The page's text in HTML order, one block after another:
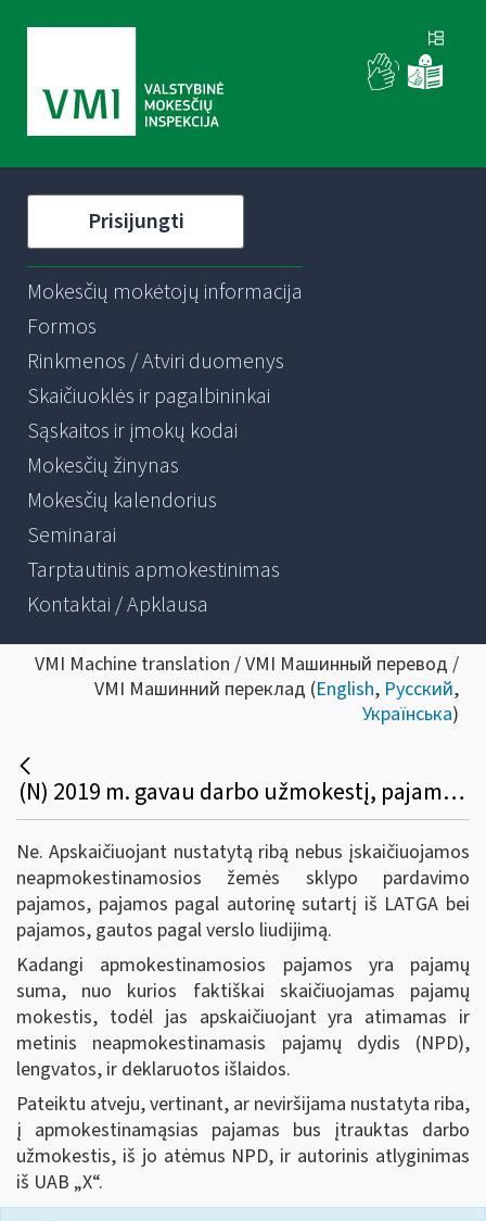
Prisijungti
Mokesčių mokėtojų informacija
Formos
Rinkmenos / Atviri duomenys
Skaičiuoklės ir pagalbininkai
Sąskaitos ir įmokų kodai
Mokesčių žinynas
Mokesčių kalendorius
Seminarai
Tarptautinis apmokestinimas
Kontaktai / Apklausa
VMI Machine translation / VMI Машинный перевод /
VMI Машинний переклад (English, Русский,
Українська)
(N) 2019 m. gavau darbo užmokestį, pajamų pagal autorinę sutartį iš LATGA ir UAB „X“, pardaviau žemės sklypą, išlaikytą nuosavybėje daugiau negu 10 metų, ir gavau pajamų iš veiklos, vykdytos su verslo liudijimu. Ar vertinant 2019 m. gautas apmokestinamąsias pajamas visos šios pajamos bus į jas įskaičiuotos?
Ne. Apskaičiuojant nustatytą ribą nebus įskaičiuojamos
neapmokestinamosios žemės sklypo pardavimo
pajamos, pajamos pagal autorinę sutartį iš LATGA bei
pajamos, gautos pagal verslo liudijimą.
Kadangi apmokestinamosios pajamos yra pajamų
suma, nuo kurios faktiškai skaičiuojamas pajamų
mokestis, todėl jas apskaičiuojant yra atimamas ir
metinis neapmokestinamasis pajamų dydis (NPD),
lengvatos, ir deklaruotos išlaidos.
Pateiktu atveju, vertinant, ar neviršijama nustatyta riba,
į apmokestinamąsias pajamas bus įtrauktas darbo
užmokestis, iš jo atėmus NPD, ir autorinis atlyginimas
iš UAB „X“.